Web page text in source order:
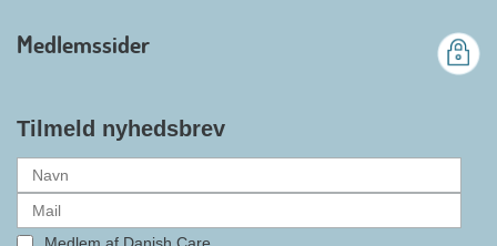
gennemslagskraft og skabe
hjælpemidler samt give
medlemmerne adgang til en
alle formaliteterne nu er på plads
Medlemssider
Tilmeld nyhedsbrev